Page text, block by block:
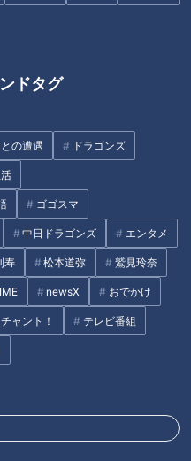
ドタグ
の遭遇 ドラゴンズ
ゴゴスマ
中日ドラゴンズ エンタメ
寿 松本道弥 鷲見玲奈
newsX おでかけ
チャント！ テレビ番組
33歳の“寝たきり社長” 視線と指
」 障害者の可能性を広げる驚
の最新技術
限定
期せぬ妊娠の女性たちと暮ら
「二度と妊娠できない体にす